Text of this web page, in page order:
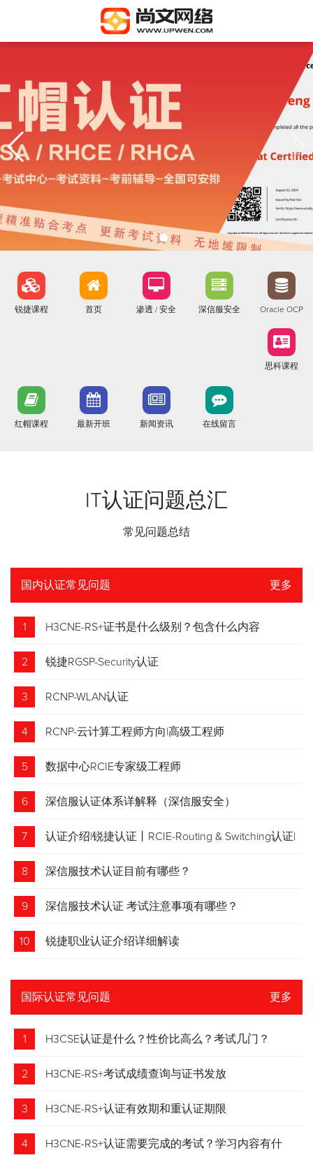
锐捷课程 首页 渗透 / 安全 深信服安全 Oracle OCP
思科课程
红帽课程 最新开班 新闻资讯 在线留言
IT认证问题总汇
常见问题总结
国内认证常见问题 更多
1 H3CNE-RS+证书是什么级别？包含什么内容
2 锐捷RGSP-Security认证
3 RCNP-WLAN认证
4 RCNP-云计算工程师方向|高级工程师
5 数据中心RCIE专家级工程师
6 深信服认证体系详解释（深信服安全）
7 认证介绍|锐捷认证丨RCIE-Routing & Switching认证|
专家级网络工程师
8 深信服技术认证目前有哪些？
9 深信服技术认证 考试注意事项有哪些？
10 锐捷职业认证介绍详细解读
国际认证常见问题 更多
1 H3CSE认证是什么？性价比高么？考试几门？
2 H3CNE-RS+考试成绩查询与证书发放
3 H3CNE-RS+认证有效期和重认证期限
4 H3CNE-RS+认证需要完成的考试？学习内容有什